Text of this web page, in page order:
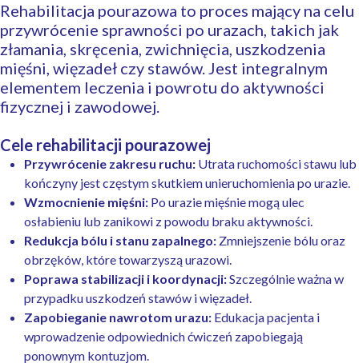
Rehabilitacja pourazowa to proces mający na celu
przywrócenie sprawności po urazach, takich jak
złamania, skręcenia, zwichnięcia, uszkodzenia
mięśni, więzadeł czy stawów. Jest integralnym
elementem leczenia i powrotu do aktywności
fizycznej i zawodowej.
Cele rehabilitacji pourazowej
Przywrócenie zakresu ruchu: Utrata ruchomości stawu lub
kończyny jest częstym skutkiem unieruchomienia po urazie.
Wzmocnienie mięśni: Po urazie mięśnie mogą ulec
osłabieniu lub zanikowi z powodu braku aktywności.
Redukcja bólu i stanu zapalnego: Zmniejszenie bólu oraz
obrzęków, które towarzyszą urazowi.
Poprawa stabilizacji i koordynacji:Szczególnie ważna w
przypadku uszkodzeń stawów i więzadeł.
Zapobieganie nawrotom urazu: Edukacja pacjenta i
wprowadzenie odpowiednich ćwiczeń zapobiegają
ponownym kontuzjom.